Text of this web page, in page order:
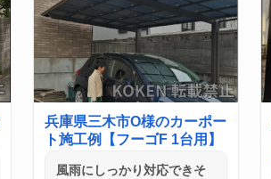
兵庫県三木市O様のカーポー
ト施工例【フーゴF 1台用】
風雨にしっかり対応できそ